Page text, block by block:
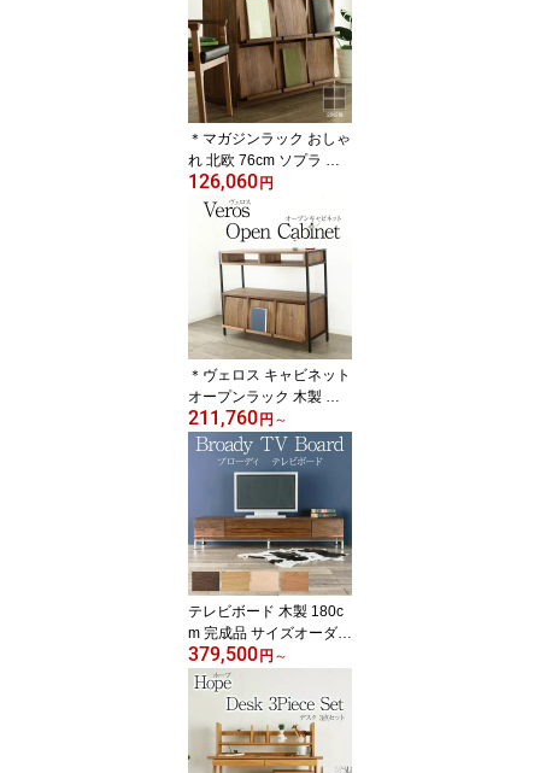
＊マガジンラック おしゃ
れ 北欧 76cm ソプラ ウ
ォールナット リビングボ
ード サイドボード ラッ
ク オーダー ブラウン 天
然木 木製 高級 送料無料
シンプル 大川家具 野中
木工所 国産 sopra
126,060 円
＊ヴェロス キャビネット
オープンラック 木製 天
然木 ディスプレイラック
リビングボード 国産 大
川家具 野中木工所 ウォ
ックチェリー VEROS
211,760 円 ～
テレビボード 木製 180c
m 完成品 サイズオーダー
可 プッシュ式 ローボー
ド 北欧 無垢 TVボード テ
レビ台 高級感 送料無料
シンプル スタイリッシュ
ブラウン おしゃれ オー
ダー 北欧 大川家具 野中
379,500 円 ～